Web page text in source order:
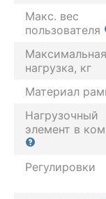
Макс. вес
пользователя
Максимальная
нагрузка, кг
Материал
Нагрузочный
элемент в
Регулировки